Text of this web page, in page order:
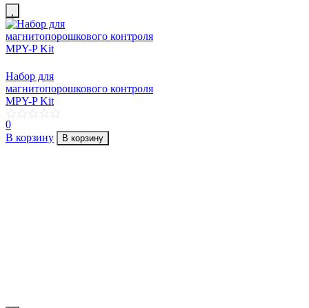
Набор для
магнитопорошкового контроля
MPY-P Kit
0
В корзину
В корзину